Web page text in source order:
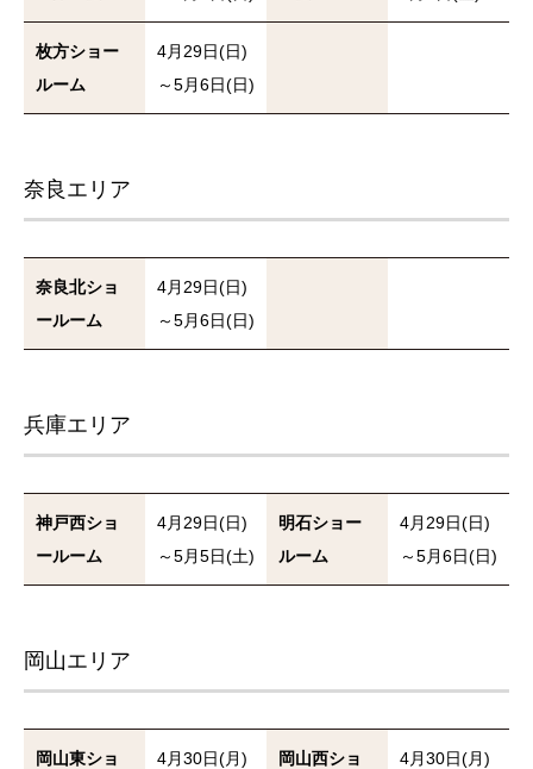
枚方ショー
ルーム
4月29日(日)
～5月6日(日)
奈良エリア
奈良北ショ
ールーム
4月29日(日)
～5月6日(日)
兵庫エリア
神戸西ショ
ールーム
4月29日(日)
～5月5日(土)
明石ショー
ルーム
4月29日(日)
～5月6日(日)
岡山エリア
岡山東ショ
4月30日(月)
岡山西ショ
4月30日(月)